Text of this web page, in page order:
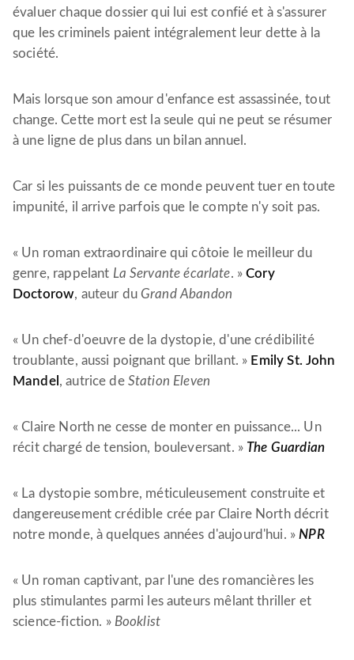
évaluer chaque dossier qui lui est confié et à s'assurer
que les criminels paient intégralement leur dette à la
société.
Mais lorsque son amour d'enfance est assassinée, tout
change. Cette mort est la seule qui ne peut se résumer
à une ligne de plus dans un bilan annuel.
Car si les puissants de ce monde peuvent tuer en toute
impunité, il arrive parfois que le compte n'y soit pas.
« Un roman extraordinaire qui côtoie le meilleur du
genre, rappelant La Servante écarlate. »Cory
Doctorow, auteur duGrand Abandon
« Un chef-d'oeuvre de la dystopie, d'une crédibilité
troublante, aussi poignant que brillant. » Emily St. John
Mandel , autrice de Station Eleven
« Claire North ne cesse de monter en puissance... Un
récit chargé de tension, bouleversant. » The Guardian
« La dystopie sombre, méticuleusement construite et
dangereusement crédible crée par Claire North décrit
notre monde, à quelques années d'aujourd'hui. » NPR
« Un roman captivant, par l'une des romancières les
plus stimulantes parmi les auteurs mêlant thriller et
science-fiction. » Booklist